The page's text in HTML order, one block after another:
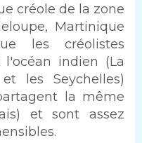
créole de la zone
Martinique
les créolistes
indien (La
les Seychelles)
la même
et sont assez